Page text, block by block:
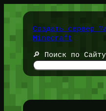
содержимомуСоздать сервер
Minecraft
🔎 Поиск по Сайту